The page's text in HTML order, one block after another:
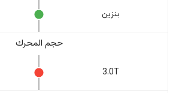
بنزين
حجم المحرك
3.0T